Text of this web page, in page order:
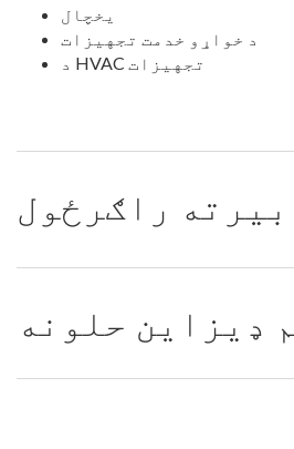
یخچال
د خواړو خدمت تجهیزات
د HVAC تجهیزات
بیرته راګرځول
ډیزاین حلونه